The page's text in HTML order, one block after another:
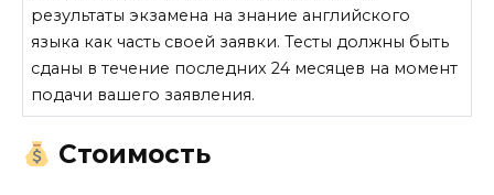
результаты экзамена на знание английского
языка как часть своей заявки. Тесты должны быть
сданы в течение последних 24 месяцев на момент
подачи вашего заявления.
Стоимость